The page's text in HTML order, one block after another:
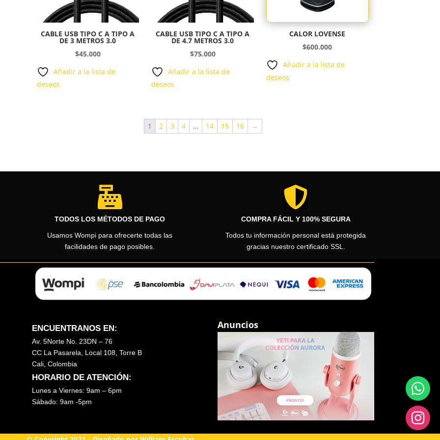
CABLE USB TIPO C A TIPO A
DE 3 METROS 3.0
$45.000
Añadir a la lista de
deseos
CABLE USB TIPO C A TIPO A
DE 4.7 METROS 3.0
$75.000
Añadir a la lista de
deseos
CALOR LOVENSE
$600.000
Añadir a la lista de
deseos
1 2 3 4 … 14 15 16 →

TODOS LOS MÉTODOS DE PAGO
Usamos Wompi para ofrecerte todas las
facilidades de pago posibles.

COMPRA FÁCIL Y 100% SEGURA
Todos tu información personal está protegida
gracias nuestro certificado SSL.
ENCUENTRANOS EN:
Av. 5Norte No. 23DN – 76
CC La Pasarela, Local 108, Torre B
Cali, Colombia
HORARIO DE ATENCIÓN:
Lunes a Viernes: 9am – 6pm
Sábado: 9am -5pm
Anuncios